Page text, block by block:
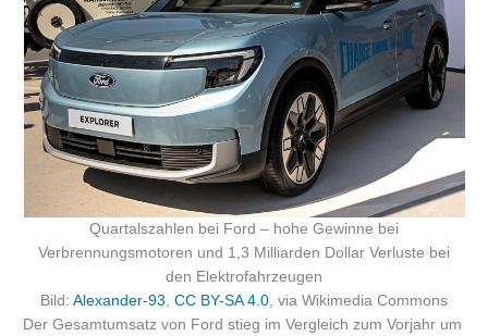
Quartalszahlen bei Ford – hohe Gewinne bei
Verbrennungsmotoren und 1,3 Milliarden Dollar Verluste bei
den Elektrofahrzeugen
Bild: Alexander-93 CC BY-SA 4.0 , via Wikimedia Commons
Der Gesamtumsatz von Ford stieg im Vergleich zum Vorjahr um